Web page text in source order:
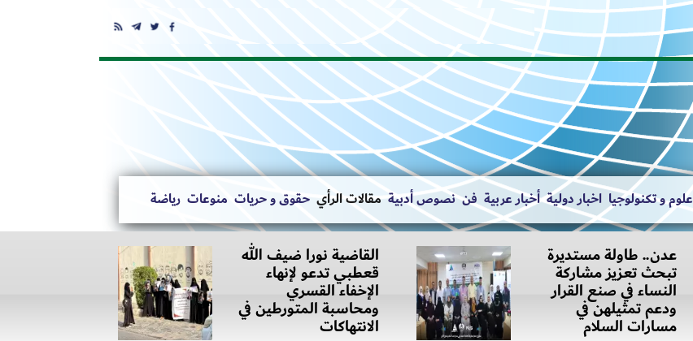
علوم و تكنولوجيا اخبار دولية أخبار عربية فن نصوص أدبية مقالات الرأي حقوق و حريات منوعات رياضة
عدن.. طاولة مستديرة
تبحث تعزيز مشاركة
النساء في صنع القرار
ودعم تمثيلهن في
مسارات السلام
القاضية نورا ضيف الله
قعطبي تدعو لإنهاء
الإخفاء القسري
ومحاسبة المتورطين في
الانتهاكات